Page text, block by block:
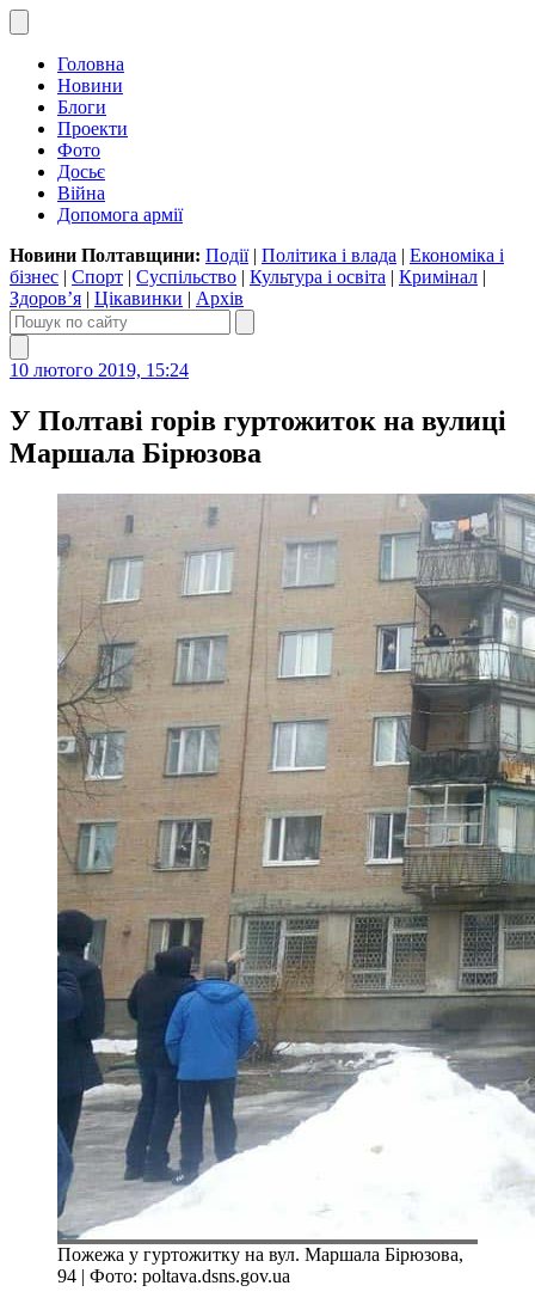
Головна
Новини
Блоги
Проекти
Фото
Досьє
Війна
Допомога армії
Новини Полтавщини: Події| Політика і влада | Економіка і
бізнес | Спорт | Суспільство | Культура і освіта | Кримінал |
Здоров’я | Цікавинки | Архів
10 лютого 2019, 15:24
У Полтаві горів гуртожиток на вулиці
Маршала Бірюзова
Пожежа у гуртожитку на вул. Маршала Бірюзова,
94 | Фото: poltava.dsns.gov.ua